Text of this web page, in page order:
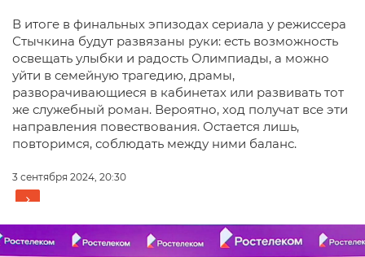
В итоге в финальных эпизодах сериала у режиссера
Стычкина будут развязаны руки: есть возможность
освещать улыбки и радость Олимпиады, а можно
уйти в семейную трагедию, драмы,
разворачивающиеся в кабинетах или развивать тот
же служебный роман. Вероятно, ход получат все эти
направления повествования. Остается лишь,
повторимся, соблюдать между ними баланс.
3 сентября 2024, 20:30